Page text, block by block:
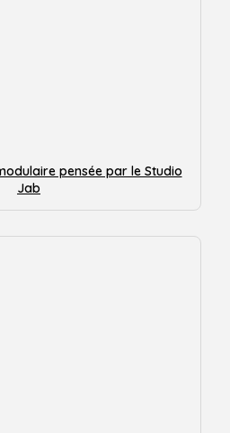
pensée par le Studio
Jab